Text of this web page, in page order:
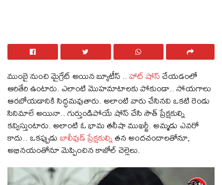
ముంబై నుంచి మైగ్రేట్ అయిన బ్యూటీస్ ..హాట్ షోస్చేయడంలో
ఆరితేరి ఉంటారు. ఎలాంటి మొహమాటాలకు పోకుండా.. సోయగాలు
ఆరబోయడానికి సిద్ధమవుతారు. అలాంటి వారు చేసినవి ఒకటి రెండు
సినిమాలే అయినా.. గుర్తుండిపోయే షోస్ చేసి సౌత్ ప్రేక్షకుల్ని
కవ్విస్తుంటారు. అలాంటి ఓ భామ తనీషా ముఖర్జీ. అమ్మడు ఎవరో
కాదు.. ఒకప్పుడుబాలీవుడ్ ప్రేక్షకుల్నితన అందచందాలతోనూ,
అభినయంతోనూ మెప్పించిన కాజోల్ చెల్లెలు.